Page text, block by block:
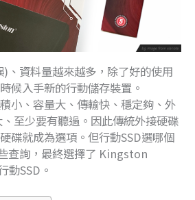
、資料量越來越多，除了好的使用
候入手新的行動儲存裝置。
小、容量大、傳輸快、穩定夠、外
至少要有聽過。因此傳統外接硬碟
碟就成為選項。但行動SSD選哪個
查詢，最終選擇了 Kingston
動SSD。